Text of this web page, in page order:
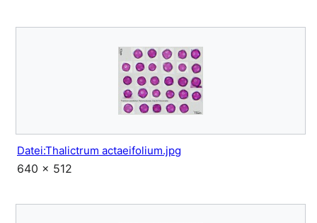
Datei:Thalictrum actaeifolium.jpg
640 × 512